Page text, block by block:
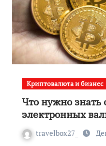
Криптовалюта и бизнес
Что нужно знать
электронных
travelbox27_